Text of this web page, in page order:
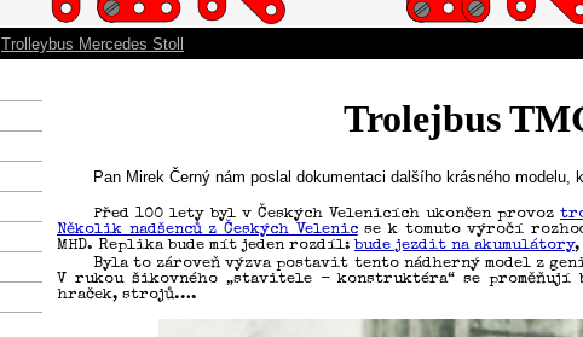
Trolleybus Mercedes Stoll
Trolejbus
Pan Mirek Černý nám poslal dokumentaci dalšího krásného modelu,
Před 100 lety byl v Českých Velenicích ukončen provoz
Několik nadšenců z Českých Velenicse k tomuto výročí
MHD. Replika bude mít jeden rozdíl:bude jezdit na akumulátory,
Byla to zároveň výzva postavit tento nádherný model z
V rukou šikovného „stavitele - konstruktéra“ se
hraček, strojů….